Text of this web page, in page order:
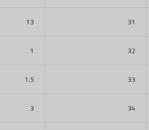
31
13
32
1
33
1.5
34
3